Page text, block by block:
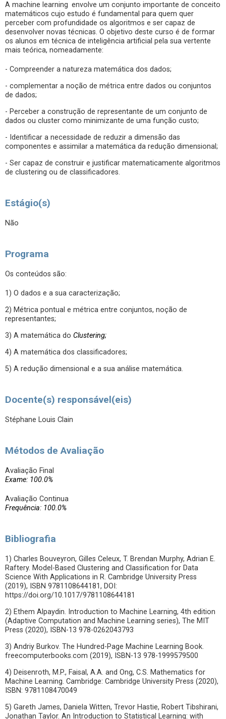
A machine learning envolve um conjunto importante de conceito
matemáticos cujo estudo é fundamental para quem quer
perceber com profundidade os algoritmos e ser capaz de
desenvolver novas técnicas. O objetivo deste curso é de formar
os alunos em técnica de inteligência artificial pela sua vertente
mais teórica, nomeadamente:
- Compreender a natureza matemática dos dados;
- complementar a noção de métrica entre dados ou conjuntos
de dados;
- Perceber a construção de representante de um conjunto de
dados ou cluster como minimizante de uma função custo;
- Identificar a necessidade de reduzir a dimensão das
componentes e assimilar a matemática da redução dimensional;
- Ser capaz de construir e justificar matematicamente algoritmos
de clustering ou de classificadores.
Estágio(s)
Não
Programa
Os conteúdos são:
1) O dados e a sua caracterização;
2) Métrica pontual e métrica entre conjuntos, noção de
representantes;
3) A matemática do Clustering;
4) A matemática dos classificadores;
5) A redução dimensional e a sua análise matemática.
Docente(s) responsável(eis)
Stéphane Louis Clain
Métodos de Avaliação
Avaliação Final
Exame: 100.0%
Avaliação Continua
Frequência: 100.0%
Bibliografia
1) Charles Bouveyron, Gilles Celeux, T. Brendan Murphy, Adrian E.
Raftery. Model-Based Clustering and Classification for Data
Science With Applications in R. Cambridge University Press
(2019), ISBN 9781108644181, DOI:
https://doi.org/10.1017/9781108644181
2) Ethem Alpaydin. Introduction to Machine Learning, 4th edition
(Adaptive Computation and Machine Learning series), The MIT
Press (2020), ISBN-13 978-0262043793
3) Andriy Burkov. The Hundred-Page Machine Learning Book.
freecomputerbooks.com (2019), ISBN-13 978-1999579500
4) Deisenroth, M.P., Faisal, A.A. and Ong, C.S. Mathematics for
Machine Learning. Cambridge: Cambridge University Press (2020),
ISBN: 9781108470049
5) Gareth James, Daniela Witten, Trevor Hastie, Robert Tibshirani,
Jonathan Taylor. An Introduction to Statistical Learning: with